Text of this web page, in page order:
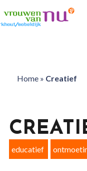
Home» Creatief
educatief